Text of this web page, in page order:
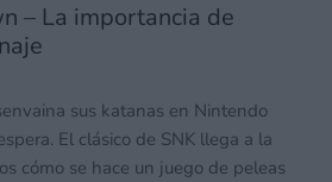
– La importancia de
sus katanas en Nintendo
El clásico de SNK llega a la
cómo se hace un juego de peleas